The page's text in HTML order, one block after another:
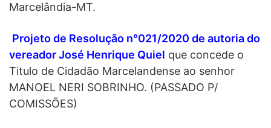
Marcelândia-MT.
Projeto de Resolução n°021/2020 de autoria do
vereador José Henrique Quiel que concede o
Titulo de Cidadão Marcelandense ao senhor
MANOEL NERI SOBRINHO. (PASSADO P/
COMISSÕES)